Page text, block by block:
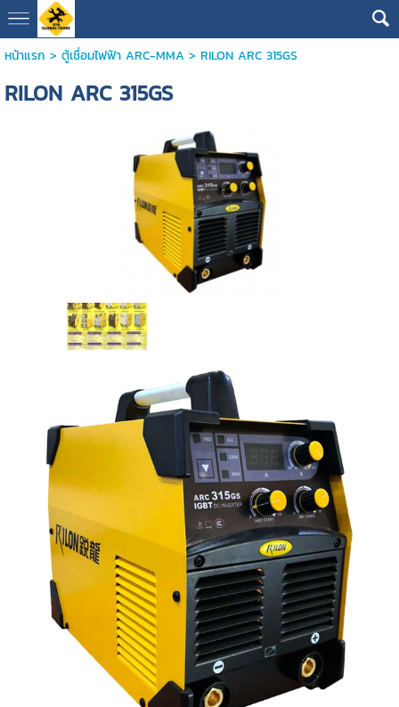
หน้าแรก > ตู้เชื่อมไฟฟ้า ARC-MMA > RILON ARC 315GS
RILON ARC 315GS